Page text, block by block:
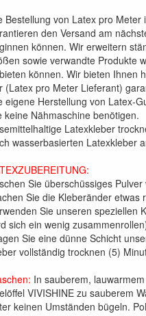
Bestellung von Latex pro
den Versand am
können. Wir erweitern
sowie verwandte Produkte
können. Wir bieten Ihnen
(Latex pro Meter Lieferant)
eigene Herstellung von Latex-
keine Nähmaschine benötigen.
Latexkleber
wasserbasierten Latexkleber
Sie überschüssiges
Sie die Kleberänder
Sie unseren speziellen
sich ein wenig
Sie eine dünne Schicht
vollständig trocknen (5)
In sauberem,
VIVISHINE zu sauberem
keinen Umständen bügeln.